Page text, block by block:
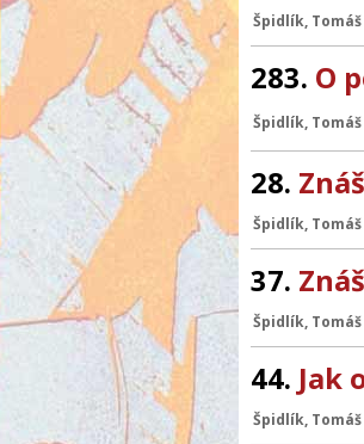
Špidlík, Tomáš
283. O
Špidlík, Tomáš
28.
Špidlík, Tomáš
37.
Špidlík, Tomáš
44. Jak
Špidlík, Tomáš